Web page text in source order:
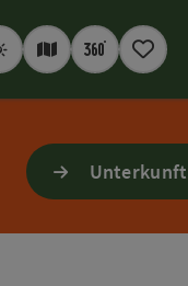
Interaktive
360°